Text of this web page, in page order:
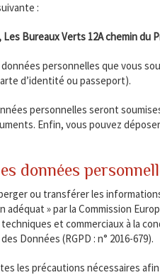
:
Bureaux Verts 12A chemin
personnelles que vous
d’identité ou passeport).
personnelles seront
Enfin, vous pouvez
données
ou transférer les
adéquat » par la Commission
et commerciaux à la
Données (RGPD : n° 2016-679).
les précautions nécessaires